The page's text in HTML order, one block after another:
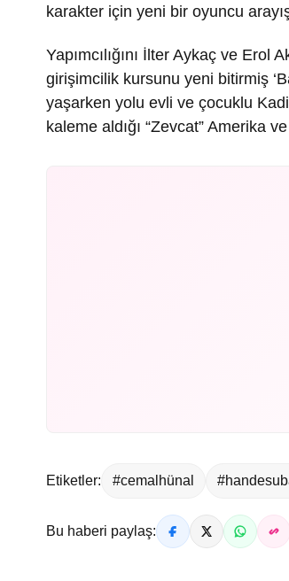
karakter için yeni bir oyuncu
Yapımcılığını İlter Aykaç ve
girişimcilik kursunu yeni bitirmiş
yaşarken yolu evli ve çocuklu
kaleme aldığı “Zevcat” Amerika
Etiketler: #cemalhünal
Bu haberi paylaş: